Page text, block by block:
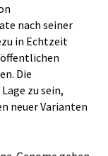
nach seiner
in Echtzeit
Die
zu sein,
neuer Varianten